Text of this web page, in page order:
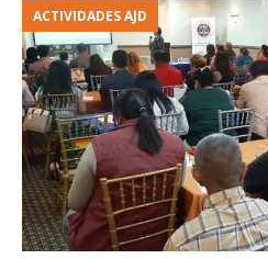
ACTIVIDADES AJD